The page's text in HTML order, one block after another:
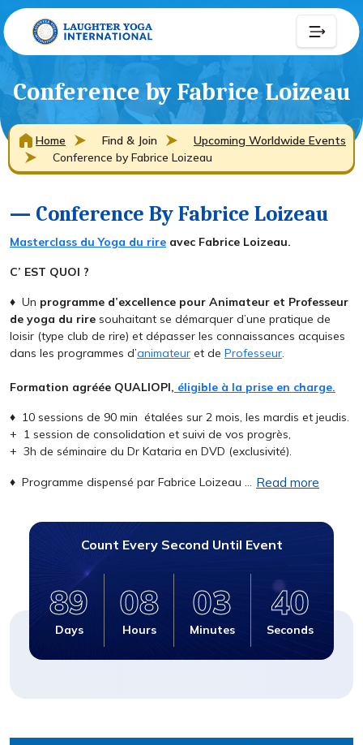
Conference by Fabrice Loizeau
Home Find & Join
Upcoming Worldwide Events
Conference by Fabrice Loizeau
— Conference By Fabrice Loizeau
Masterclass du Yoga du rire avec Fabrice Loizeau.
C’ EST QUOI ?
♦ Un programme d’excellence pour Animateur et Professeur
de yoga du rire souhaitant se démarquer d’une pratique de
loisir (type club de rire) et dépasser les connaissances acquises
dans les programmes d’animateur et de Professeur.
Formation agréée QUALIOPI, éligible à la prise en charge.
♦ 10 sessions de 90 min étalées sur 2 mois, les mardis et jeudis.
+ 1 session de consolidation et suivi de vos progrès,
+ 3h de séminaire du Dr Kataria en DVD (exclusivité).
♦ Programme dispensé par Fabrice Loizeau … Read more
Count Every Second Until Event
89
Days
08
Hours
03
Minutes
39
Seconds